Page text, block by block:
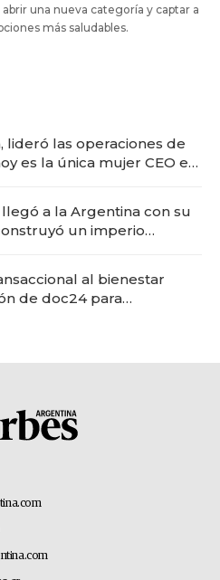
abrir una nueva categoría y captar a
más saludables.
lideró las operaciones de
es la única mujer CEO en
a la Argentina con su
un imperio
al bienestar
de doc24 para